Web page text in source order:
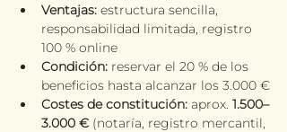
Ventajas: estructura sencilla,
responsabilidad limitada, registro
100 % online
Condición: reservar el 20 % de los
beneficios hasta alcanzar los 3.000 €
Costes de constitución: aprox. 1.500–
3.000 € (notaría, registro mercantil,